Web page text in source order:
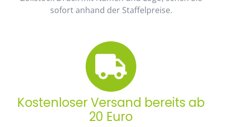
sofort anhand der Staffelpreise.
Kostenloser Versand bereits ab
20 Euro